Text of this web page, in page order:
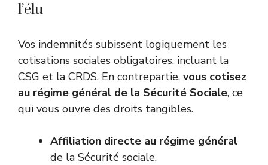
l’élu
Vos indemnités subissent logiquement les
cotisations sociales obligatoires, incluant la
CSG et la CRDS. En contrepartie, vous cotisez
au régime général de la Sécurité Sociale, ce
qui vous ouvre des droits tangibles.
Affiliation directe au régime général
de la Sécurité sociale.